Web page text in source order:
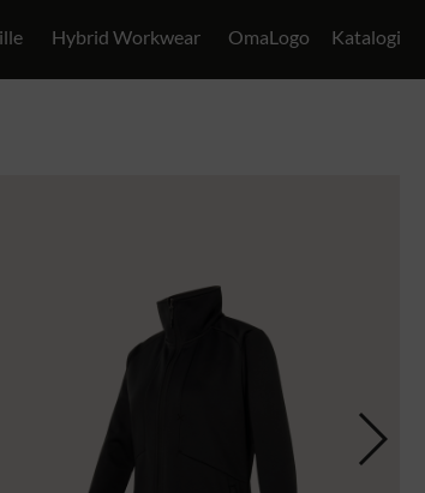
Hybrid Workwear OmaLogo Katalogi